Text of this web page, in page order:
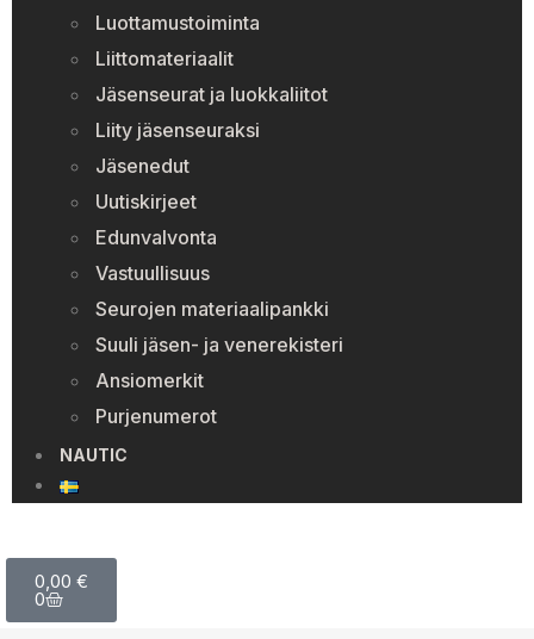
Luottamustoiminta
Liittomateriaalit
Jäsenseurat ja luokkaliitot
Liity jäsenseuraksi
Jäsenedut
Uutiskirjeet
Edunvalvonta
Vastuullisuus
Seurojen materiaalipankki
Suuli jäsen- ja venerekisteri
Ansiomerkit
Purjenumerot
NAUTIC
0,00 €
0